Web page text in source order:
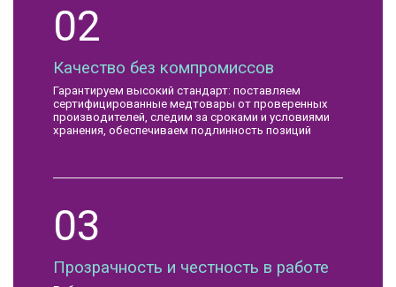
02
Качество без компромиссов
Гарантируем высокий стандарт: поставляем
сертифицированные медтовары от проверенных
производителей, следим за сроками и условиями
хранения, обеспечиваем подлинность позиций
03
Прозрачность и честность в работе